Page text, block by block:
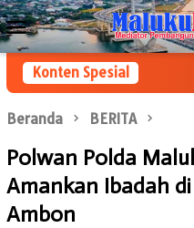
Loncat
ke
konten
Menu
Mobile
Konten Spesial
Beranda BERITA
Polwan Polda
Amankan Ibadah
Ambon